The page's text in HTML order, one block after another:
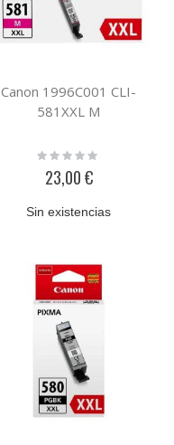
Canon 1996C001 CLI-
581XXL M
Rating:
23,00 €
Sin existencias